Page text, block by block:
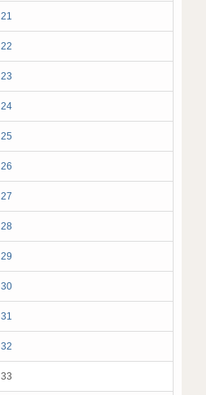
21
22
23
24
25
26
27
28
29
30
31
32
33